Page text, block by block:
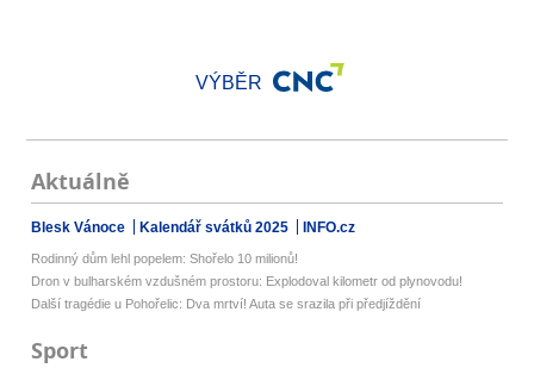
VÝBĚR
Aktuálně
Blesk Vánoce Kalendář svátků 2025 INFO.cz
Rodinný dům lehl popelem: Shořelo 10 milionů!
Dron v bulharském vzdušném prostoru: Explodoval kilometr od plynovodu!
Další tragédie u Pohořelic: Dva mrtví! Auta se srazila při předjíždění
Sport